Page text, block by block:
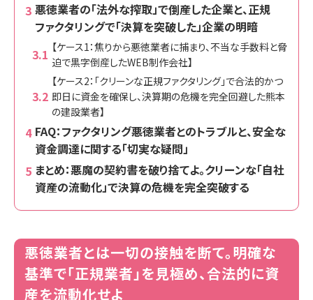
悪徳業者の「法外な搾取」で倒産した企業と、正規
ファクタリングで「決算を突破した」企業の明暗
【ケース1：焦りから悪徳業者に捕まり、不当な手数料と脅
迫で黒字倒産したWEB制作会社】
【ケース2：「クリーンな正規ファクタリング」で合法的かつ
即日に資金を確保し、決算期の危機を完全回避した熊本
の建設業者】
FAQ：ファクタリング悪徳業者とのトラブルと、安全な
資金調達に関する「切実な疑問」
まとめ：悪魔の契約書を破り捨てよ。クリーンな「自社
資産の流動化」で決算の危機を完全突破する
悪徳業者とは一切の接触を断て。明確な
基準で「正規業者」を見極め、合法的に資
産を流動化せよ